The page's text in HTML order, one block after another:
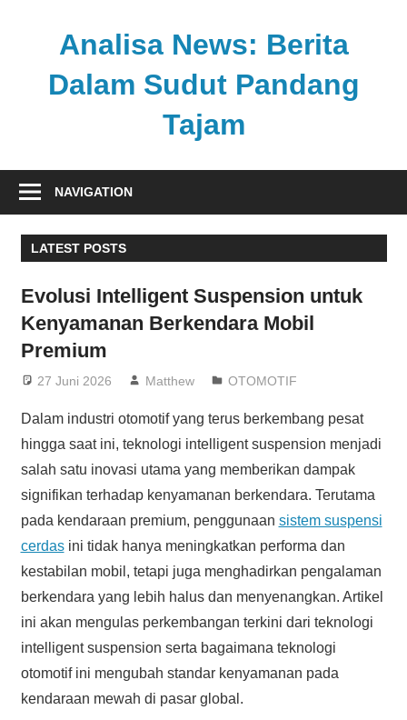
Analisa News: Berita
Dalam Sudut Pandang
Tajam
kritis
akurat
dari
politik,
dan
olahraga
NAVIGATION
LATEST POSTS
Evolusi Intelligent Suspension untuk
Kenyamanan Berkendara Mobil
Premium
27 Juni 2026 Matthew OTOMOTIF
Dalam industri otomotif yang terus berkembang pesat
hingga saat ini, teknologi intelligent suspension menjadi
salah satu inovasi utama yang memberikan dampak
signifikan terhadap kenyamanan berkendara. Terutama
pada kendaraan premium, penggunaan sistem suspensi
cerdasini tidak hanya meningkatkan performa dan
kestabilan mobil, tetapi juga menghadirkan pengalaman
berkendara yang lebih halus dan menyenangkan. Artikel
ini akan mengulas perkembangan terkini dari teknologi
intelligent suspension serta bagaimana teknologi
otomotif ini mengubah standar kenyamanan pada
kendaraan mewah di pasar global.